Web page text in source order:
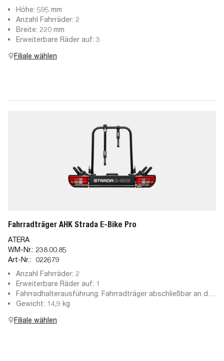
Höhe: 595 mm
Anzahl Fahrräder: 2
Breite: 220 mm
Erweiterbare Räder auf: 3
Filiale wählen
Fahrradträger AHK Strada E-Bike Pro
ATERA
WM-Nr.: 238.00.85
Art-Nr.:
022679
Anzahl Fahrräder: 2
Erweiterbare Räder auf: 1
Fahrradhalterausführung: Fahrradträger abschließbar an der
Anhängekupplung, abschließbare Haltearme, abnehmbare
Gewicht: 14,9 kg
Filiale wählen